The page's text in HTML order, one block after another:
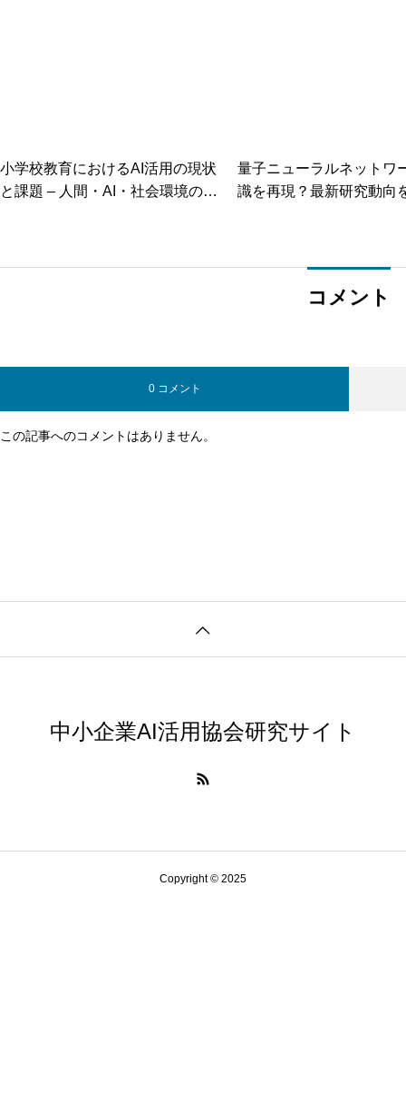
小学校教育におけるAI活用の現状
と課題 – 人間・AI・社会環境の最
量子ニューラルネットワ
識を再現？最新研究動向
コメント
0 コメント
この記事へのコメントはありません。
中小企業AI活用協会研究サイト
Copyright © 2025